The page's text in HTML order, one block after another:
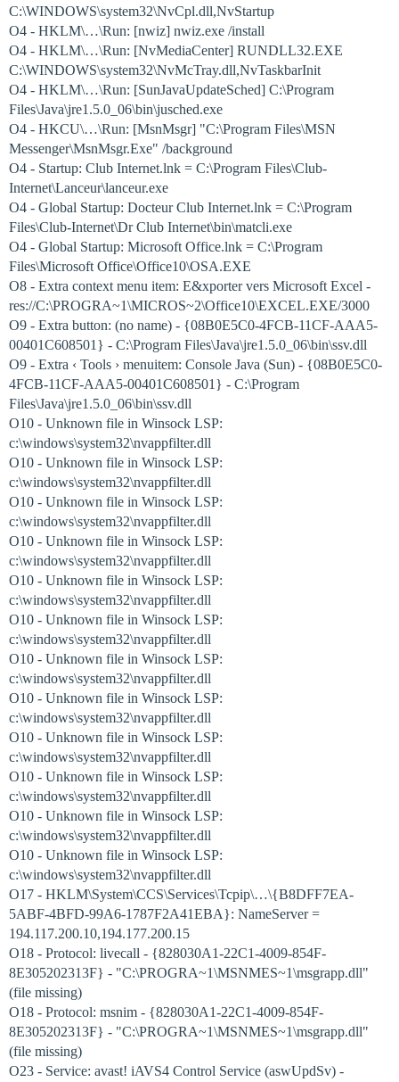
C:\WINDOWS\system32\NvCpl.dll,NvStartup
O4 - HKLM\…\Run: [nwiz] nwiz.exe /install
O4 - HKLM\…\Run: [NvMediaCenter] RUNDLL32.EXE
C:\WINDOWS\system32\NvMcTray.dll,NvTaskbarInit
O4 - HKLM\…\Run: [SunJavaUpdateSched] C:\Program
Files\Java\jre1.5.0_06\bin\jusched.exe
O4 - HKCU\…\Run: [MsnMsgr] "C:\Program Files\MSN
Messenger\MsnMsgr.Exe" /background
O4 - Startup: Club Internet.lnk = C:\Program Files\Club-
Internet\Lanceur\lanceur.exe
O4 - Global Startup: Docteur Club Internet.lnk = C:\Program
Files\Club-Internet\Dr Club Internet\bin\matcli.exe
O4 - Global Startup: Microsoft Office.lnk = C:\Program
Files\Microsoft Office\Office10\OSA.EXE
O8 - Extra context menu item: E&xporter vers Microsoft Excel -
res://C:\PROGRA~1\MICROS~2\Office10\EXCEL.EXE/3000
O9 - Extra button: (no name) - {08B0E5C0-4FCB-11CF-AAA5-
00401C608501} - C:\Program Files\Java\jre1.5.0_06\bin\ssv.dll
O9 - Extra ‹ Tools › menuitem: Console Java (Sun) - {08B0E5C0-
4FCB-11CF-AAA5-00401C608501} - C:\Program
Files\Java\jre1.5.0_06\bin\ssv.dll
O10 - Unknown file in Winsock LSP:
c:\windows\system32\nvappfilter.dll
O10 - Unknown file in Winsock LSP:
c:\windows\system32\nvappfilter.dll
O10 - Unknown file in Winsock LSP:
c:\windows\system32\nvappfilter.dll
O10 - Unknown file in Winsock LSP:
c:\windows\system32\nvappfilter.dll
O10 - Unknown file in Winsock LSP:
c:\windows\system32\nvappfilter.dll
O10 - Unknown file in Winsock LSP:
c:\windows\system32\nvappfilter.dll
O10 - Unknown file in Winsock LSP:
c:\windows\system32\nvappfilter.dll
O10 - Unknown file in Winsock LSP:
c:\windows\system32\nvappfilter.dll
O10 - Unknown file in Winsock LSP:
c:\windows\system32\nvappfilter.dll
O10 - Unknown file in Winsock LSP:
c:\windows\system32\nvappfilter.dll
O10 - Unknown file in Winsock LSP:
c:\windows\system32\nvappfilter.dll
O10 - Unknown file in Winsock LSP:
c:\windows\system32\nvappfilter.dll
O17 - HKLM\System\CCS\Services\Tcpip\…\{B8DFF7EA-
5ABF-4BFD-99A6-1787F2A41EBA}: NameServer =
194.117.200.10,194.177.200.15
O18 - Protocol: livecall - {828030A1-22C1-4009-854F-
8E305202313F} - "C:\PROGRA~1\MSNMES~1\msgrapp.dll"
(file missing)
O18 - Protocol: msnim - {828030A1-22C1-4009-854F-
8E305202313F} - "C:\PROGRA~1\MSNMES~1\msgrapp.dll"
(file missing)
O23 - Service: avast! iAVS4 Control Service (aswUpdSv) -